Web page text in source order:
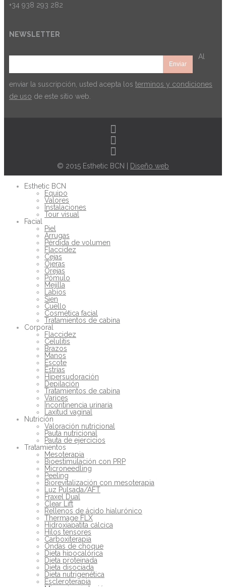
+34 938 293 282
NEWSLETTER
Al
enviar la suscripción, usted acepta los terminos y condiciones
de uso de este sitio web.
© 2015 Esthetic BCN | Diseño web
Esthetic BCN
Equipo
Valores
Instalaciones
Tour visual
Facial
Piel
Arrugas
Pérdida de volumen
Flaccidez
Cejas
Ojeras
Orejas
Pómulo
Mejilla
Labios
Sien
Cuello
Cosmética facial
Tratamientos de cabina
Corporal
Flaccidez
Celulitis
Brazos
Manos
Escote
Estrías
Hipersudoración
Depilación
Tratamientos de cabina
Varices
Incontinencia urinaria
Laxitud vaginal
Nutrición
Valoración nutricional
Pauta nutricional
Pauta de ejercicios
Tratamientos
Mesoterapia
Bioestimulación con PRP
Microneedling
Peeling
Biorevitalización con mesoterapia
Luz Pulsada/AFT
Fraxel Dual
Clear Lift
Rellenos de ácido hialurónico
Thermage FLX
Hidroxiapatita cálcica
Hilos tensores
Carboxiterapia
Ondas de choque
Dieta hipocalórica
Dieta proteinada
Dieta disociada
Dieta nutrigenética
Escleroterapia